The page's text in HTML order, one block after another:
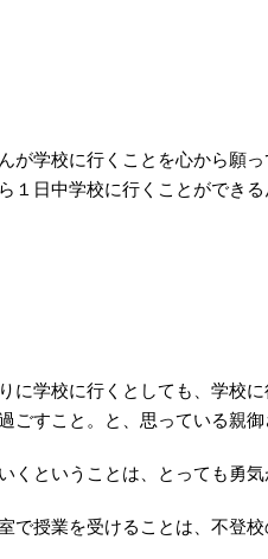
が学校に行くことを心から願っ
１日中学校に行くことができ
に学校に行くとしても、学校
ごすこと。と、思っている親御
くということは、とっても勇気
で授業を受けることは、不登